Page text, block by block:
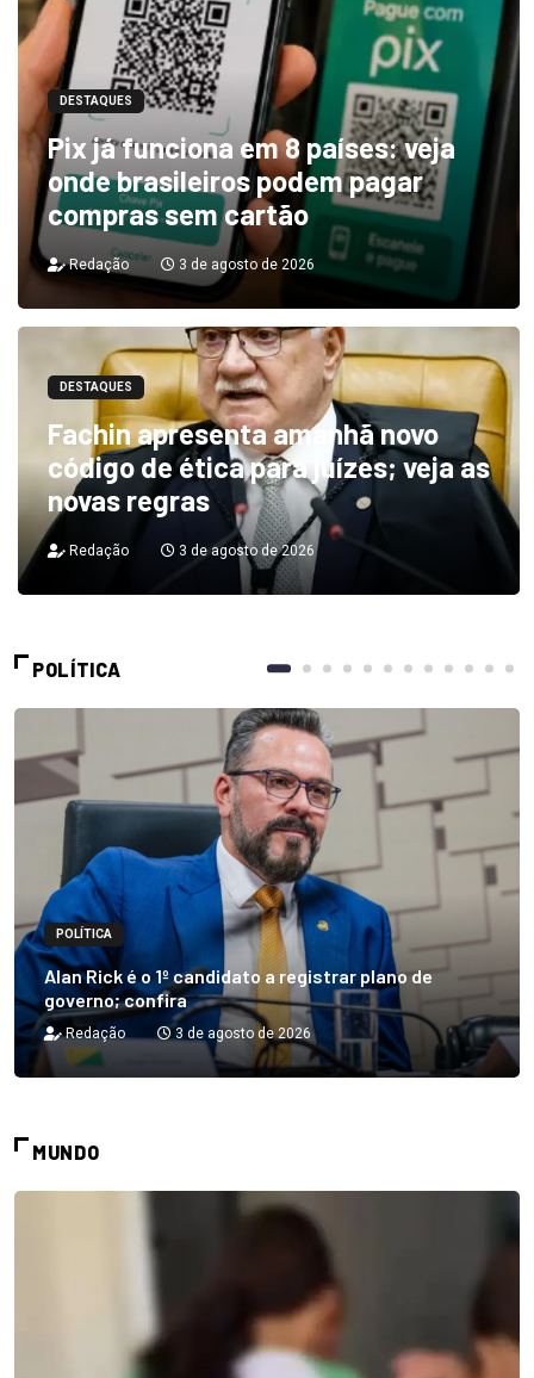
DESTAQUES
Pix já funciona em 8 países: veja
onde brasileiros podem pagar
compras sem cartão
Redação 3 de agosto de 2026
DESTAQUES
Fachin apresenta amanhã novo
código de ética para juízes; veja as
novas regras
Redação 3 de agosto de 2026
POLÍTICA
POLÍTICA
Alan Rick é o 1º candidato a registrar plano de
governo; confira
Redação 3 de agosto de 2026
MUNDO